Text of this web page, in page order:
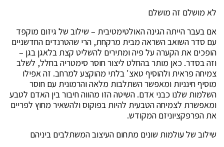
לא מושלם זה מושלם
אם בעבר הייתה הגינה האולטימטיבית – שילוב של גיזום מוקפד
עם סדר השואב השראה מבית מרקחת, הרי שהטרנדים החדשניים
הופכים את הקערה על פיה ומתירים להשליט קצת בלאגן בגן –
וזה בסדר. כאן מותר בהחלט ליצור חוסר סימטריה בחלל, לשלב
צמיחה פראית ולהוסיף טאצ' בלתי מהוקצע למרחב. זה אפילו
מוסיף חינניות ומאפשר השתלבות מלאה והרמונית עם חוסר
השלמות שלנו כבני אדם. השיטה הזו מהווה חיבור בין האדם לטבע
ומאפשרת לצמיחה הטבעית להיות בפוקוס ולהשאיר מחוץ לפריים
את הפרפקציוניזם המקודש.
שילוב של עולמות שונים מתחום העיצוב המשתלבים ביניהם